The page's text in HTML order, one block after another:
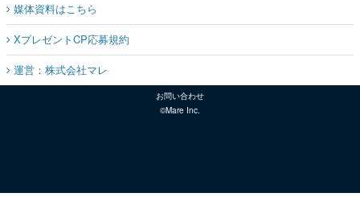
媒体資料はこちら
XプレゼントCP応募規約
運営：株式会社マレ
お問い合わせ
©Mare Inc.